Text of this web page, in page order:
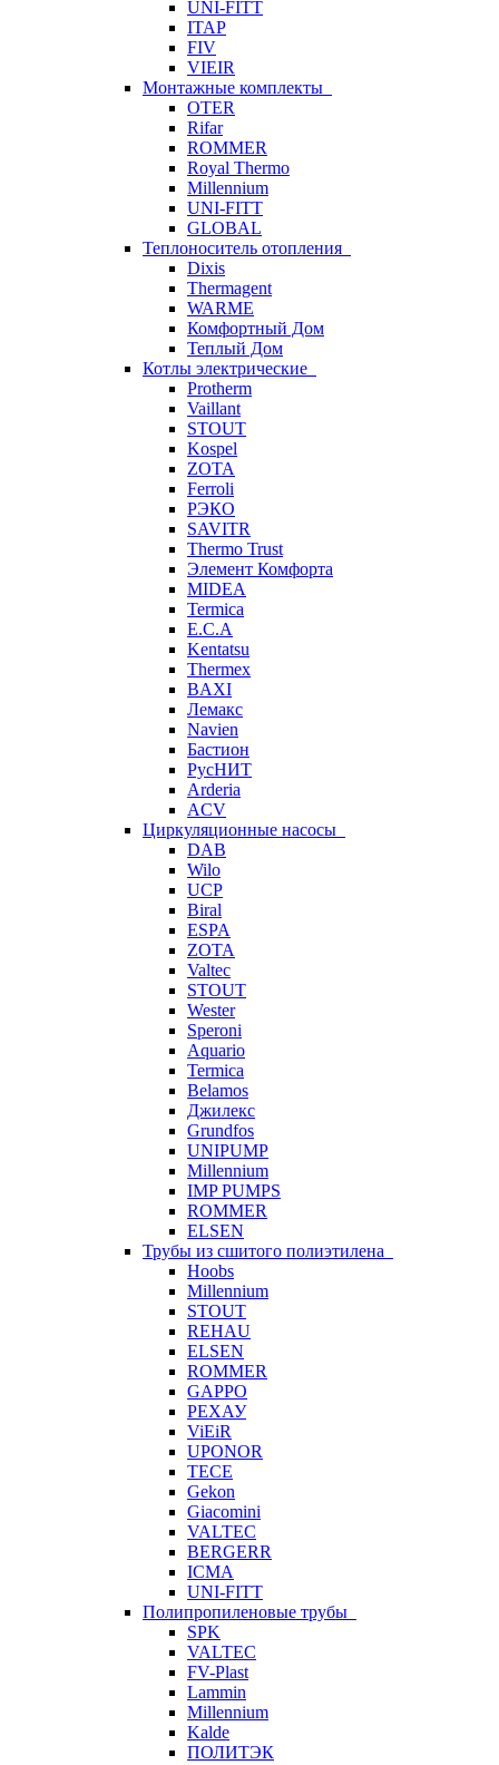
UNI-FITT
ITAP
FIV
VIEIR
Монтажные комплекты
OTER
Rifar
ROMMER
Royal Thermo
Millennium
UNI-FITT
GLOBAL
Теплоноситель отопления
Dixis
Thermagent
WARME
Комфортный Дом
Теплый Дом
Котлы электрические
Protherm
Vaillant
STOUT
Kospel
ZOTA
Ferroli
РЭКО
SAVITR
Thermo Trust
Элемент Комфорта
MIDEA
Termica
E.C.A
Kentatsu
Thermex
BAXI
Лемакс
Navien
Бастион
РусНИТ
Arderia
ACV
Циркуляционные насосы
DAB
Wilo
UCP
Biral
ESPA
ZOTA
Valtec
STOUT
Wester
Speroni
Aquario
Termica
Belamos
Джилекс
Grundfos
UNIPUMP
Millennium
IMP PUMPS
ROMMER
ELSEN
Трубы из сшитого полиэтилена
Hoobs
Millennium
STOUT
REHAU
ELSEN
ROMMER
GAPPO
РЕХАУ
ViEiR
UPONOR
TECE
Gekon
Giacomini
VALTEC
BERGERR
ICMA
UNI-FITT
Полипропиленовые трубы
SPK
VALTEC
FV-Plast
Lammin
Millennium
Kalde
ПОЛИТЭК